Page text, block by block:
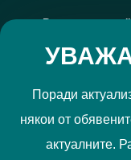
Поради
някои от
актуалните.
Прочетох и